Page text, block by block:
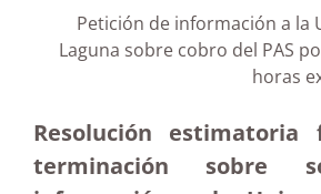
Petición de información a la
Laguna sobre cobro del PAS
horas
Resolución
terminación sobre